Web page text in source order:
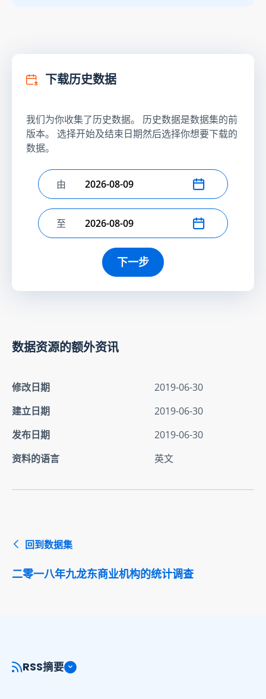
下载历史数据
我们为你收集了历史数据。 历史数据是数据集的前
版本。 选择开始及结束日期然后选择你想要下载的
数据。
选择开始日期
由
选择结束日期
至
下一步
数据资源的额外资讯
修改日期
2019-06-30
建立日期
2019-06-30
发布日期
2019-06-30
资料的语言
英文
回到数据集
二零一八年九龙东商业机构的统计调查
RSS摘要